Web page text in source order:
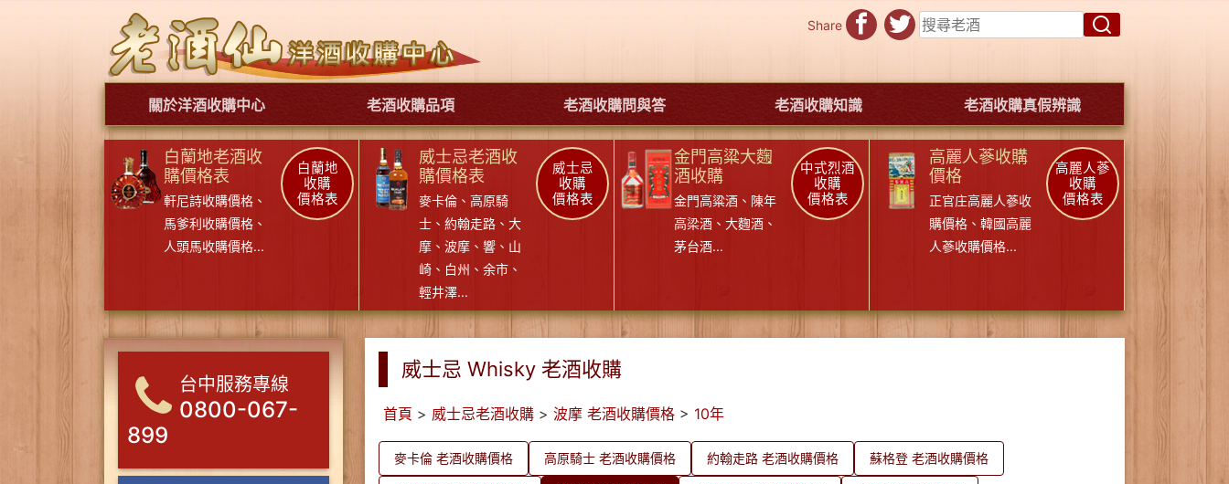
Share
關於洋酒收購中心 老酒收購品項 老酒收購問與答 老酒收購知識 老酒收購真假辨識
白蘭地老酒收
購價格表
軒尼詩收購價格 、
馬爹利收購價格 、
人頭馬收購價格...
白蘭地
收購
價格表
威士忌老酒收
購價格表
麥卡倫 、 高原騎
士 、 約翰走路 、 大
摩 、 波摩 、 響 、 山
崎 、 白州 、 余市 、
輕井澤...
威士忌
收購
價格表
金門高粱大麴
酒收購
金門高粱酒 、 陳年
高梁酒 、 大麴酒 、
茅台酒...
中式烈酒
收購
價格表
高麗人蔘收購
價格
正官庄高麗人蔘收
購價格 、 韓國高麗
人蔘收購價格...
高麗人蔘
收購
價格表
威士忌 Whisky 老酒收購
首頁 > 威士忌老酒收購 > 波摩 老酒收購價格 > 10年
麥卡倫 老酒收購價格 高原騎士 老酒收購價格 約翰走路 老酒收購價格 蘇格登 老酒收購價格
台中服務專線
0800-067-
899